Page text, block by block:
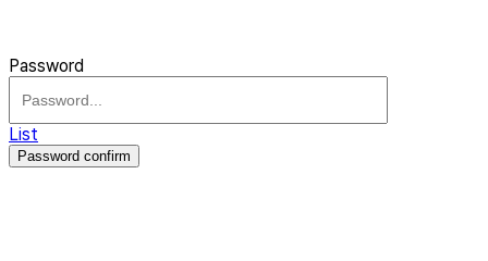
Password
List
Password confirm